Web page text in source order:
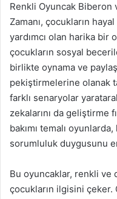
Renkli Oyuncak Biberon
Zamanı, çocukların
yardımcı olan harika bir
çocukların sosyal
birlikte oynama ve
pekiştirmelerine olanak
farklı senaryolar
zekalarını da geliştirme
bakımı temalı
sorumluluk duygusunu
Bu oyuncaklar, renkli ve
çocukların ilgisini